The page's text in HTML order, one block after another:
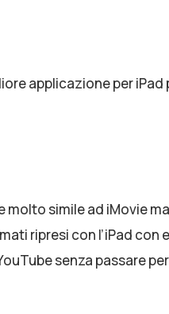
applicazione per
molto simile ad iMovie
ripresi con l’iPad con
senza passare per